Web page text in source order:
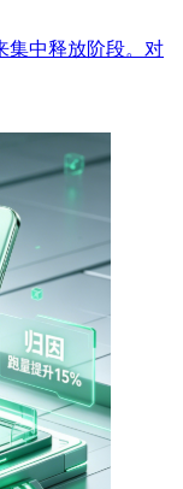
集中释放阶段。对